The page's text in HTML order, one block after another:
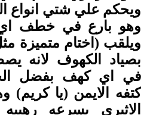
ويحكم علي شتي انواع
وهو بارع في خطف
اختام متميزة ) ويلقب
بصياد الكهوف لانه
في اي كهف بفضل
كتفه الايمن (يا
الاثيري بسرعه